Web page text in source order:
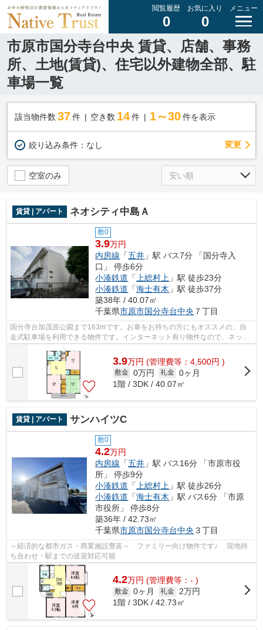
閲覧履歴
0
お気に入り
0
メニュー
市原市国分寺台中央 賃貸、店舗、事務
所、土地(賃貸)、住宅以外建物全部、駐
車場一覧
該当物件数 37件 空き数 14 件 1～30 件を表示
絞り込み条件： なし 変更
空室のみ
賃貸 | アパート ネオシティ中島Ａ
敷0
3.9万円
内房線 「五井 」駅 バス7分 「国分寺入
口」 停歩6分
小湊鉄道 「 上総村上 」駅 徒歩23分
小湊鉄道 「海士有木 」駅 徒歩37分
築38年 / 40.07㎡
千葉県市原市国分寺台中央 ７丁目
国分寺台加茂原公園まで163mです。お車をお持ちの方にもオススメの、自
走式駐車場を利用できる物件です。インターネット有り物件なので、ネット
3.9万円 (管理費等：4,500円 )
敷金 0万円 礼金 0ヶ月
1階 / 3DK / 40.07㎡
賃貸 | アパート サンハイツC
敷0
4.2万円
内房線 「五井 」駅 バス16分 「市原市役
所」 停歩9分
小湊鉄道 「 上総村上 」駅 徒歩26分
小湊鉄道 「海士有木 」駅 バス6分 「市原
市役所」 停歩8分
築36年 / 42.73㎡
千葉県市原市国分寺台中央 ３丁目
～経済的な都市ガス・商業施設豊富～ ファミリー向け物件です♪ 現地待
ち合わせ・駅までの送迎対応可能
4.2万円 (管理費等：- )
敷金 0ヶ月 礼金 2万円
1階 / 3DK / 42.73㎡